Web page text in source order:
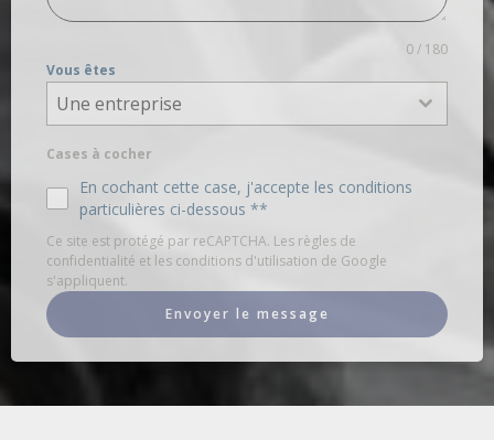
0 / 180
Vous êtes
Une entreprise
Cases à cocher
En cochant cette case, j'accepte les conditions
particulières ci-dessous **
Ce site est protégé par reCAPTCHA. Les règles de
confidentialité et les conditions d'utilisation de Google
s'appliquent.
Envoyer le message